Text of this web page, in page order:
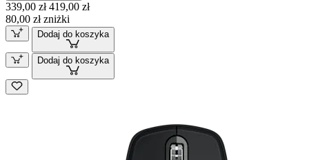
339,00 zł 419,00 zł
80,00 zł zniżki
Dodaj do koszyka
Dodaj do koszyka